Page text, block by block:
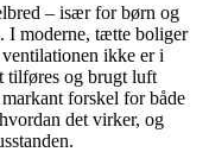
– især for børn og
I moderne, tætte boliger
ikke er i
tilføres og brugt luft
forskel for både
det virker, og